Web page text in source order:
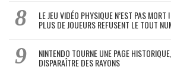
LE JEU VIDÉO PHYSIQUE N’EST PAS
PLUS DE JOUEURS REFUSENT LE TOUT
NINTENDO TOURNE UNE PAGE
DISPARAÎTRE DES RAYONS